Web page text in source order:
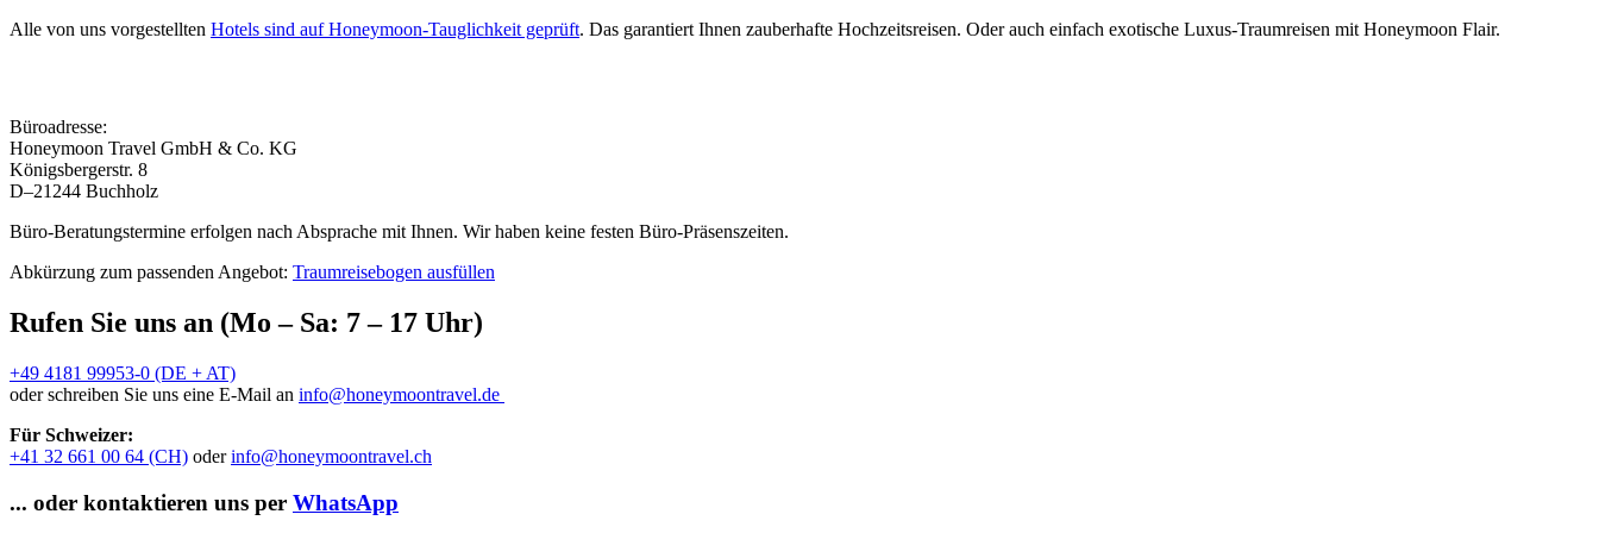
Alle von uns vorgestellten Hotels sind auf Honeymoon-Tauglichkeit geprüft. Das garantiert Ihnen zauberhafte Hochzeitsreisen. Oder auch einfach exotische Luxus-Traumreisen mit Honeymoon Flair.
Büroadresse:
Honeymoon Travel GmbH & Co. KG
Königsbergerstr. 8
D–21244 Buchholz
Büro-Beratungstermine erfolgen nach Absprache mit Ihnen. Wir haben keine festen Büro-Präsenszeiten.
Abkürzung zum passenden Angebot: Traumreisebogen ausfüllen
Rufen Sie uns an (Mo – Sa: 7 – 17 Uhr)
+49 4181 99953-0 (DE + AT)
oder schreiben Sie uns eine E-Mail an info@honeymoontravel.de
Für Schweizer:
+41 32 661 00 64 (CH) oderinfo@honeymoontravel.ch
... oder kontaktieren uns per WhatsApp